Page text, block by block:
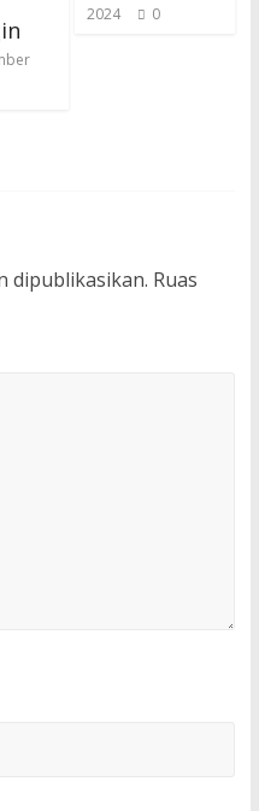
2024
0
dipublikasikan. Ruas